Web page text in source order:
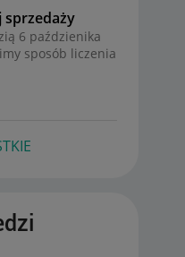
sprzedaży
6 paździenika
sposób liczenia